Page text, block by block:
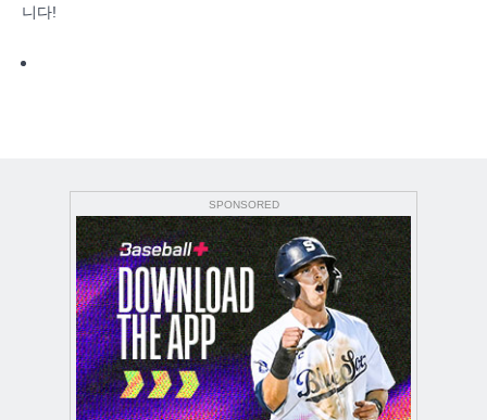
니다!
SPONSORED